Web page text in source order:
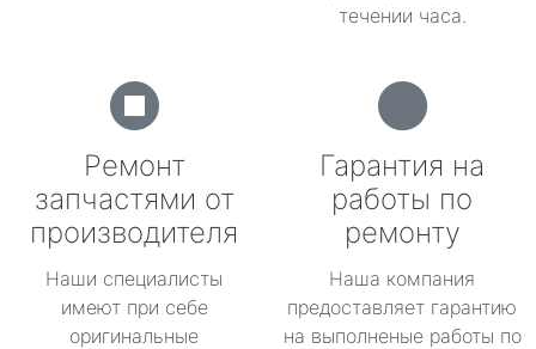
течении часа.
Ремонт
запчастями от
производителя
Наши специалисты
имеют при себе
оригинальные
Гарантия на
работы по
ремонту
Наша компания
предоставляет гарантию
на выполненые работы по